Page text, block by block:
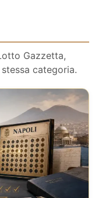
Gazzetta,
categoria.